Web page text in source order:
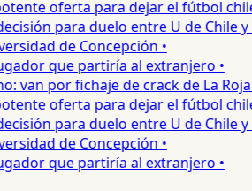
oferta para dejar el fútbol
para duelo entre U de Chile y
de Concepción •
que partiría al extranjero •
por fichaje de crack de La Roja •
oferta para dejar el fútbol
para duelo entre U de Chile y
de Concepción •
que partiría al extranjero •